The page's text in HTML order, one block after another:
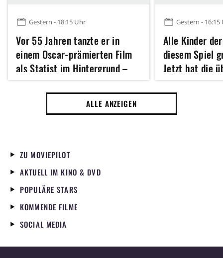
Gestern - 18:15 Uhr
Vor 55 Jahren tanzte er in
einem Oscar-prämierten Film
als Statist im Hintergrund –
heute ist er für viele der
größten Action-Star unserer
Gestern - 16:15
Alle Kinder
diesem Spiel
Jetzt hat die
Fantasy-
Kinostart
ALLE ANZEIGEN
ZU MOVIEPILOT
AKTUELL IM KINO & DVD
POPULÄRE STARS
KOMMENDE FILME
SOCIAL MEDIA